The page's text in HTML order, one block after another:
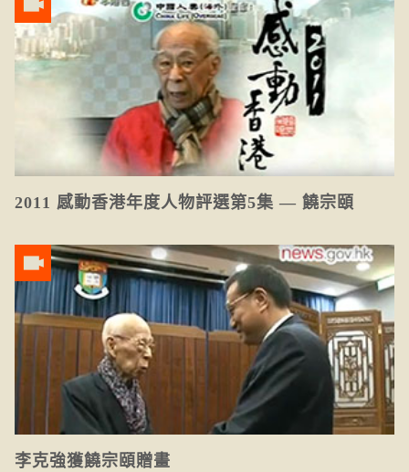
2011 感動香港年度人物評選第5集 — 饒宗頤
李克強獲饒宗頤贈畫